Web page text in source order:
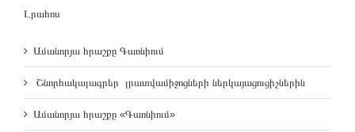
Լրահոս
Ամանորյա հրաշքը Գառնիում
Շնորհակալագրեր լրատվամիջոցների ներկայացուցիչներին
Ամանորյա հրաշքը «Գառնիում»